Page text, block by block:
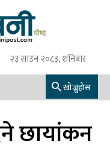
२३ साउन २०८३, शनिबार
खोज्नुहोस
छायांकन